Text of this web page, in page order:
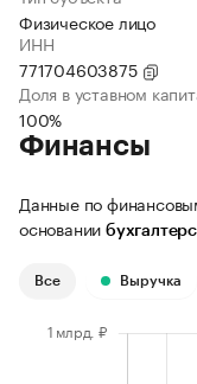
Физическое лицо
ИНН
771704603875
Доля в уставном
100%
Финансы
Данные по
основании
Все Выручка